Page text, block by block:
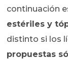
continuación
estériles y
distinto si los
propuestas